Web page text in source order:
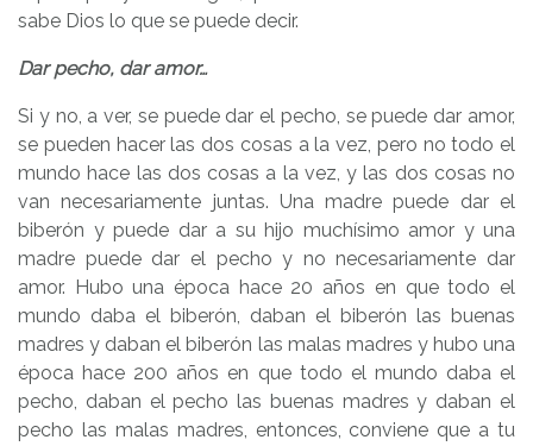
sabe Dios lo que se puede decir.
Dar pecho, dar amor…
Si y no, a ver, se puede dar el pecho, se puede dar amor,
se pueden hacer las dos cosas a la vez, pero no todo el
mundo hace las dos cosas a la vez, y las dos cosas no
van necesariamente juntas. Una madre puede dar el
biberón y puede dar a su hijo muchísimo amor y una
madre puede dar el pecho y no necesariamente dar
amor. Hubo una época hace 20 años en que todo el
mundo daba el biberón, daban el biberón las buenas
madres y daban el biberón las malas madres y hubo una
época hace 200 años en que todo el mundo daba el
pecho, daban el pecho las buenas madres y daban el
pecho las malas madres, entonces, conviene que a tu